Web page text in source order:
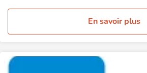
En savoir plus